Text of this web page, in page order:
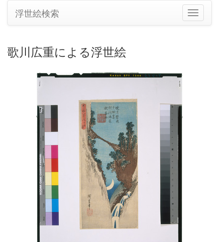
ナ
ビ
浮世絵検索
歌川広重による浮世絵